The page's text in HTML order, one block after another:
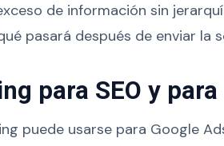
de información sin
pasará después de enviar la
para SEO y
puede usarse para Google